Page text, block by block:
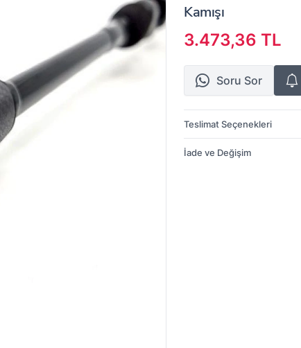
Kamışı
3.473,36 TL
Soru Sor
Teslimat Seçenekleri
İade ve Değişim